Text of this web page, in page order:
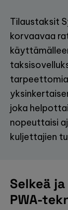
Tilaustaksit
korvaavaa
joka
nopeuttaisi
kuljettajien
Selkeä
PWA-